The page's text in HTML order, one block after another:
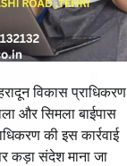
विकास प्राधिकरण
और सिमला बाईपास
की इस कार्रवाई
कड़ा संदेश माना जा